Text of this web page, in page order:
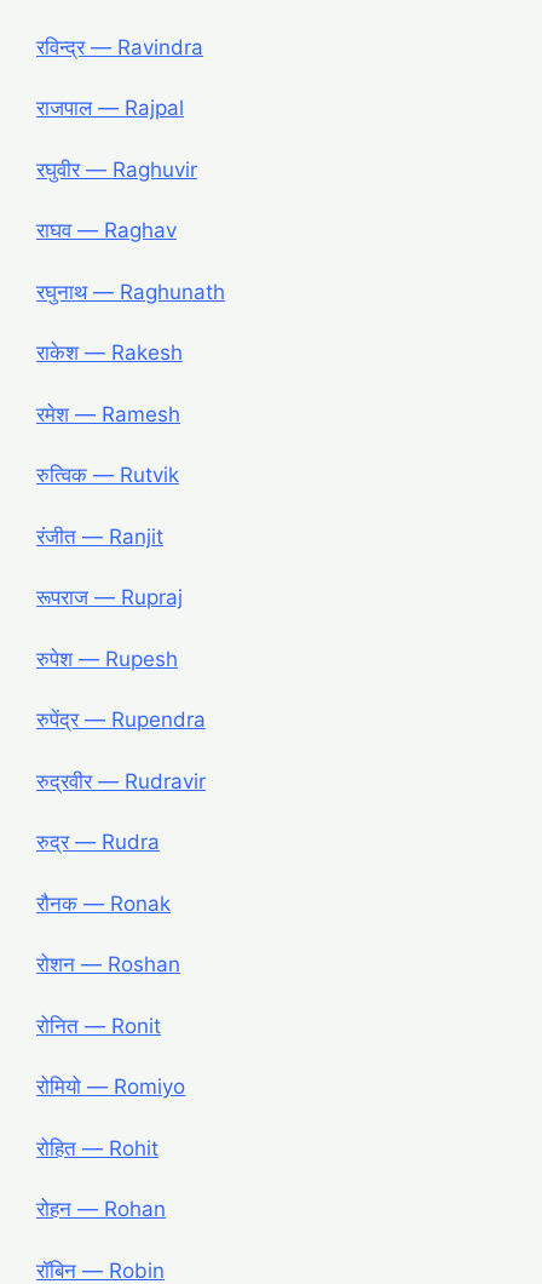
रविन्द्र ― Ravindra
राजपाल ― Rajpal
रघुवीर ― Raghuvir
राघव ― Raghav
रघुनाथ ― Raghunath
राकेश ― Rakesh
रमेश ― Ramesh
रुत्विक ― Rutvik
रंजीत ― Ranjit
रूपराज ― Rupraj
रुपेश ― Rupesh
रुपेंद्र ― Rupendra
रुद्रवीर ― Rudravir
रुद्र ― Rudra
रौनक ― Ronak
रोशन ― Roshan
रोनित ― Ronit
रोमियो ― Romiyo
रोहित ― Rohit
रोहन ― Rohan
रॉबिन ― Robin